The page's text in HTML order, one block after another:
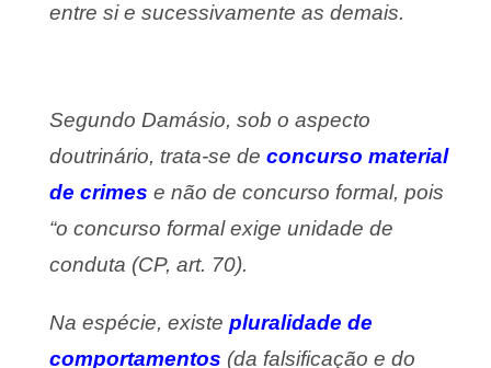
entre si e sucessivamente as demais.
Segundo Damásio, sob o aspecto
doutrinário, trata-se deconcurso material
de crimes e não de concurso formal, pois
“oconcurso formal exige unidade de
conduta (CP, art. 70).
Na espécie,existepluralidade de
comportamentos (da falsificação e do